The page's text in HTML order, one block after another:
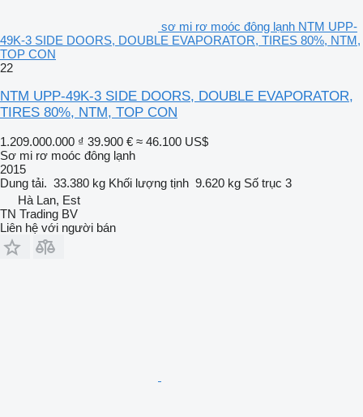
sơ mi rơ moóc đông lạnh NTM UPP-
49K-3 SIDE DOORS, DOUBLE EVAPORATOR, TIRES 80%, NTM,
TOP CON
22
NTM UPP-49K-3 SIDE DOORS, DOUBLE EVAPORATOR,
TIRES 80%, NTM, TOP CON
1.209.000.000 ₫ 39.900 € ≈ 46.100 US$
Sơ mi rơ moóc đông lạnh
2015
Dung tải. 33.380 kg Khối lượng tịnh 9.620 kg Số trục 3
Hà Lan, Est
TN Trading BV
Liên hệ với người bán